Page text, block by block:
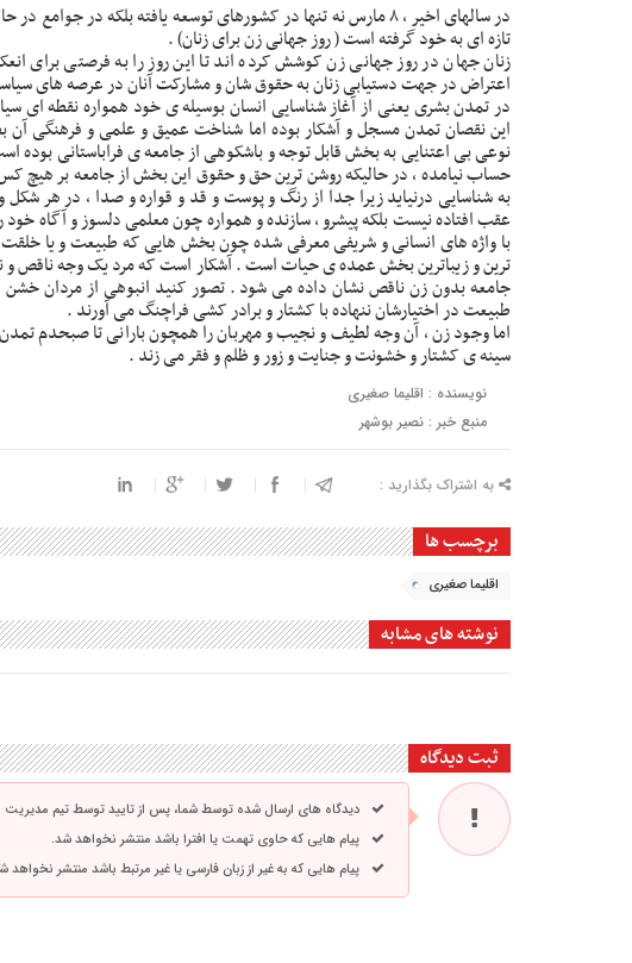
در سالهای اخیر ، ۸ مارس نه تنها در کشورهای توسعه یافته بلکه در
تازه ای به خود گرفته است ( روز جهانی زن برای زنان) .
زنان جهان در روز جهانی زن کوشش کرده اند تا این روز را به فرصتی برای
اعتراض در جهت دستیابی زنان به حقوق شان و مشارکت آنان در عرصه های
در تمدن بشری یعنی‌ از آغاز شناسایی انسان بوسیله ی خود همواره نقطه ای
این نقصان تمدن مسجل و آشکار بوده اما شناخت عمیق و علمی و فرهنگی
نوعی بی اعتنایی به بخش قابل توجه و باشکوهی از جامعه ی فراباستانی بوده
حساب نیامده ، در حالیکه روشن ترین حق و حقوق این بخش از جامعه بر هیچ
به شناسایی درنیاید زیرا جدا از رنگ و پوست و قد و قواره و صدا ، در هر شکل
عقب افتاده نیست بلکه پیشرو ، سازنده و همواره چون معلمی دلسوز و آگاه
با واژه های انسانی و شریفی معرفی شده چون بخش هایی که طبیعت و یا
ترین و زیباترین بخش عمده ی حیات است . آشکار است که مرد یک وجه ناقص و
جامعه بدون زن ناقص نشان داده می شود . تصور کنید انبوهی از مردان خشن
طبیعت در اختیارشان ننهاده با کشتار و برادر کشی فراچنگ می آورند .
اما وجود زن ، آن وجه لطیف و نجیب و مهربان را همچون بارانی تا صبحدم
سینه ی کشتار و خشونت و جنایت و زور و ظلم و فقر می زند .
نویسنده : اقلیما صغیری
منبع خبر : نصیر بوشهر
به اشتراک بگذارید :
برچسب ها
اقلیما صغیری
نوشته های مشابه
ثبت دیدگاه
دیدگاه های ارسال شده توسط شما، پس از تایید توسط تیم
پیام هایی که حاوی تهمت یا افترا باشد منتشر نخواهد شد.
پیام هایی که به غیر از زبان فارسی یا غیر مرتبط باشد منتشر نخواهد